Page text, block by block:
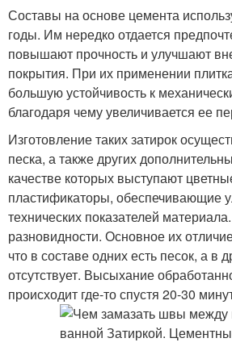
Составы на основе цемента
годы. Им нередко отдается
повышают прочность и улучшают
покрытия. При их применении
большую устойчивость к
благодаря чему увеличивается ее
Изготовление таких затирок
песка, а также других
качестве которых выступают
пластификаторы, обеспечивающие
технических показателей
разновидности. Основное их
что в составе одних есть песок, а в
отсутствует. Высыхание
происходит где-то спустя 20-30